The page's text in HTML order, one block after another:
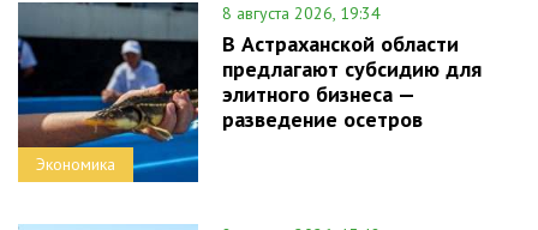
Экономика
8 августа 2026, 19:34
В Астраханской области
предлагают субсидию для
элитного бизнеса —
разведение осетров